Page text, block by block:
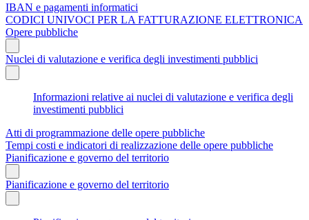
IBAN e pagamenti informatici
CODICI UNIVOCI PER LA FATTURAZIONE ELETTRONICA
Opere pubbliche
Nuclei di valutazione e verifica degli investimenti pubblici
Informazioni relative ai nuclei di valutazione e verifica degli
investimenti pubblici
Atti di programmazione delle opere pubbliche
Tempi costi e indicatori di realizzazione delle opere pubbliche
Pianificazione e governo del territorio
Pianificazione e governo del territorio